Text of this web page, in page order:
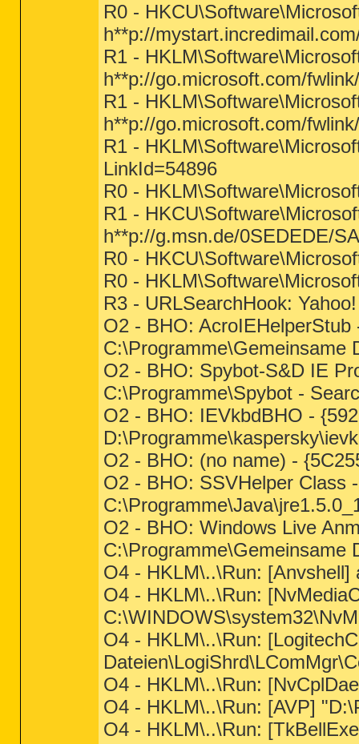
R0 -
h**p://
R1 -
h**p://go.microsoft.com/
R1 -
h**p://go.microsoft.com/
R1 -
LinkId=54896
R0 -
R1 -
h**p://g.msn.de/0SEDEDE/
R0 -
R0 -
R3 - URLSearchHook:
O2 - BHO:
C:\Programme\Gemeinsame
O2 - BHO: Spybot-S&D IE
C:\Programme\Spybot -
O2 - BHO: IEVkbdBHO -
O2 - BHO: (no name) -
O2 - BHO: SSVHelper Class
O2 - BHO: Windows Live
C:\Programme\Gemeinsame
O4 - HKLM\..\Run: [Anvshell]
O4 - HKLM\..\Run:
O4 - HKLM\..\Run:
O4 - HKLM\..\Run:
O4 - HKLM\..\Run: [AVP]
O4 - HKLM\..\Run: